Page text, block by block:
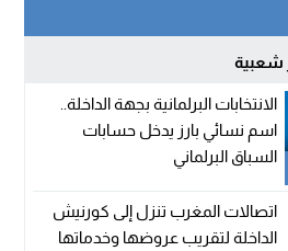
شعبية
الانتخابات البرلمانية بجهة الداخلة..
اسم نسائي بارز يدخل حسابات
السباق البرلماني
اتصالات المغرب تنزل إلى كورنيش
الداخلة لتقريب عروضها وخدماتها